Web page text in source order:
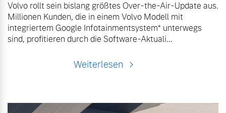
Volvo rollt sein bislang größtes Over-the-Air-Update aus.
Millionen Kunden, die in einem Volvo Modell mit
integriertem Google Infotainmentsystem* unterwegs
sind, profitieren durch die Software-Aktuali...
Weiterlesen